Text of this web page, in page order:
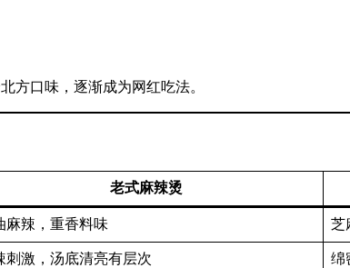
方口味，逐渐成为网红吃法。
老式麻辣烫
麻辣，重香料味 芝
刺激，汤底清亮有层次 绵